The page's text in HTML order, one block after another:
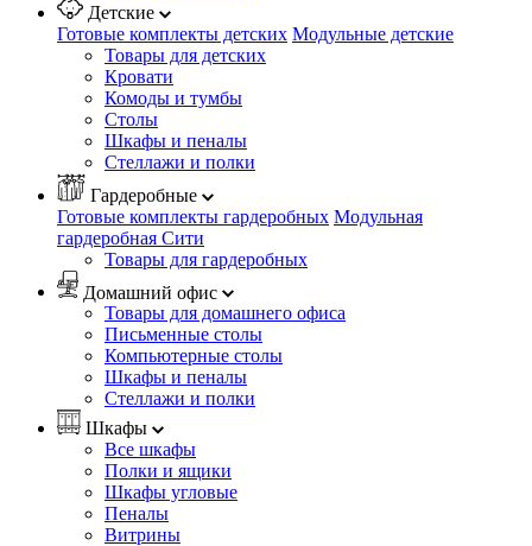
Детские
Готовые комплекты детских Модульные детские
Товары для детских
Кровати
Комоды и тумбы
Столы
Шкафы и пеналы
Стеллажи и полки
Гардеробные
Готовые комплекты гардеробных Модульная
гардеробная Сити
Товары для гардеробных
Домашний офис
Товары для домашнего офиса
Письменные столы
Компьютерные столы
Шкафы и пеналы
Стеллажи и полки
Шкафы
Все шкафы
Полки и ящики
Шкафы угловые
Пеналы
Витрины